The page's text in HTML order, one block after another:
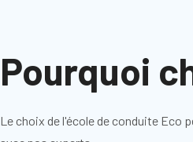
Pourquoi
Le choix de l'école de conduite Eco